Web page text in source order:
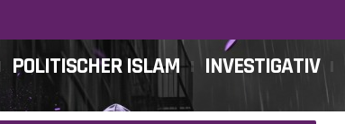
POLITISCHER ISLAM INVESTIGATIV